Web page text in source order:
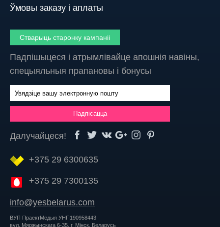
Ўмовы заказу і аплаты
Стварыць старонку кампаніі
Падпішыцеся і атрымлівайце апошнія навіны,
спецыяльныя прапановы і бонусы
Далучайцеся!
+375 29 6300635
+375 29 7300135
info@yesbelarus.com
ВУП ПраектМедыя УНП190958443
вул. Мяржынскага 6-35, г. Мінск, Беларусь